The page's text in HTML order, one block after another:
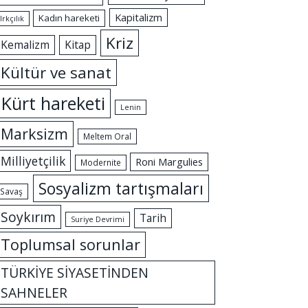
Irkçılık Kadın hareketi Kapitalizm
Kemalizm Kitap
Kriz
Kültür ve sanat
Kürt hareketi Lenin
Marksizm Meltem Oral
Milliyetçilik Modernite Roni Margulies
Savaş Sosyalizm tartışmaları
Soykırım Suriye Devrimi Tarih
Toplumsal sorunlar
TÜRKİYE SİYASETİNDEN
SAHNELER